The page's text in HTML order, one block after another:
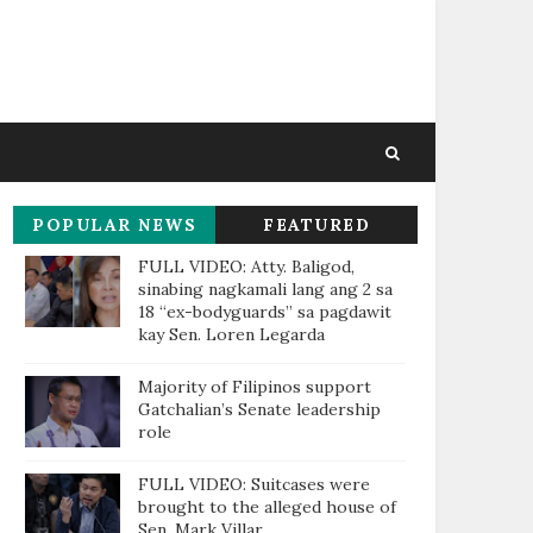
POPULAR NEWS
THIS WEEK
FEATURED
FULL VIDEO: Atty. Baligod,
sinabing nagkamali lang ang 2 sa
18 “ex-bodyguards” sa pagdawit
kay Sen. Loren Legarda
Majority of Filipinos support
Gatchalian’s Senate leadership
role
FULL VIDEO: Suitcases were
brought to the alleged house of